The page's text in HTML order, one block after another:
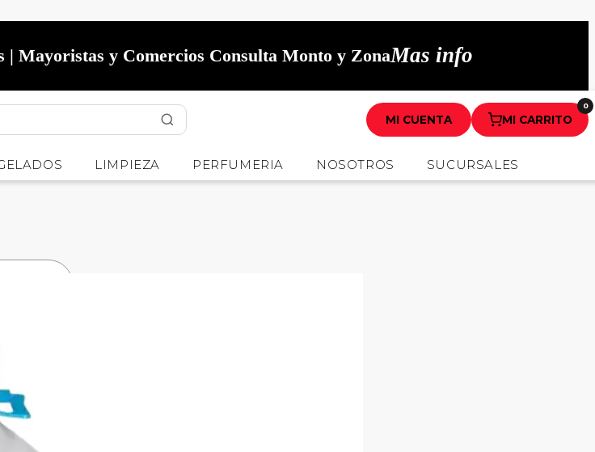
| Mayoristas y Comercios Consulta Monto y ZonaMas info
MI CUENTA MI CARRITO
0
LIMPIEZA PERFUMERIA NOSOTROS SUCURSALES